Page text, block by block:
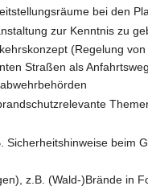
bei den
zur Kenntnis zu
(Regelung
Straßen als
beim
z.B. (Wald-)Brände in